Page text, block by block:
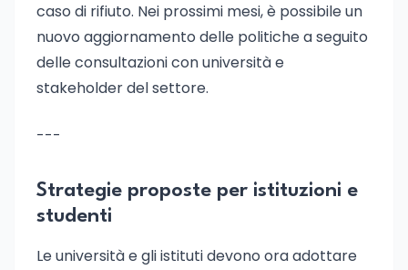
caso di rifiuto. Nei prossimi mesi, è possibile un
nuovo aggiornamento delle politiche a seguito
delle consultazioni con università e
stakeholder del settore.
---
Strategie proposte per istituzioni e
studenti
Le università e gli istituti devono ora adottare